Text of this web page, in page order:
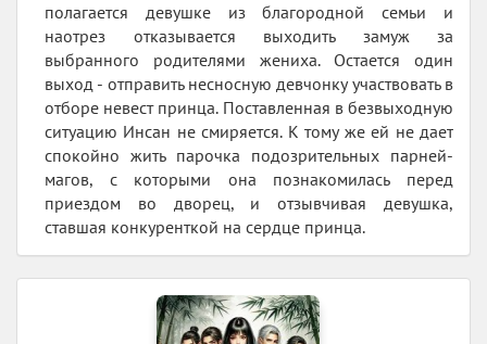
полагается девушке из благородной семьи и
наотрез отказывается выходить замуж за
выбранного родителями жениха. Остается один
выход - отправить несносную девчонку участвовать в
отборе невест принца. Поставленная в безвыходную
ситуацию Инсан не смиряется. К тому же ей не дает
спокойно жить парочка подозрительных парней-
магов, с которыми она познакомилась перед
приездом во дворец, и отзывчивая девушка,
ставшая конкуренткой на сердце принца.